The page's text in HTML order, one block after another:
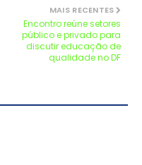
MAIS RECENTES
Encontro reúne setores
público e privado para
discutir educação de
qualidade no DF